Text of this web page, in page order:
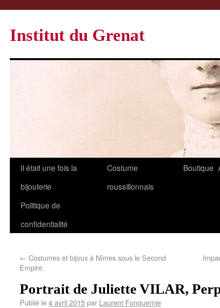
Institut du Grenat
Il était une fois la
bijouterie
Costume
roussillonnais
Boutique
Politique de
confidentialité
← Costumes et bijoux à Nîmes sous le Second
Empire.
Portrait de Juliette VILAR,
Publié le4 avril 2015par Laurent Fonquernie